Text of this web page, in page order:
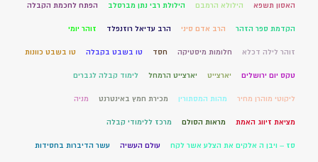
האסון תשפא הילולא הרמבם הילולת רבי נתן מברסלב הפתח לחכמת הקבלה
הקדמת ספר הזהר הרב אדם סיני הרב עדיאל רוזנפלד זוהר יומי
זוהר לילה דכלא חלומות מיסטיקה חסד טו בשבט בקבלה טו בשבט כוונות
טקס יום ירושלים יארצייט יארצייט הרמחל לימוד קבלה לגברים
ליקוטי מוהרן מחיר מהות המסתורין מכירת חמץ באינטרנט מניה
מציאת זיווג האמת מראות הסולם מרכז ללימודי קבלה
סז – ויבן ה אלקים את הצלע אשר לקח עולם העשיה עשר הדיברות בחסידות